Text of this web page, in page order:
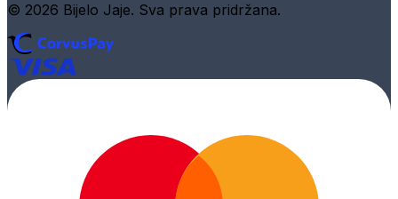
© 2026 Bijelo Jaje. Sva prava pridržana.